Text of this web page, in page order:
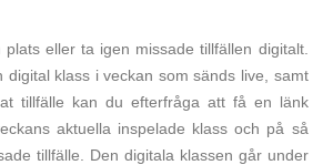
eller ta igen missade tillfällen digitalt.
digital klass i veckan som sänds live, samt
tillfälle kan du efterfråga att få en länk
aktuella inspelade klass och på så
tillfälle. Den digitala klassen går under